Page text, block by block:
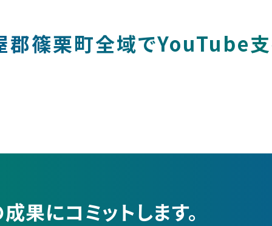
郡篠栗町全域でYouTube支
にコミットします。